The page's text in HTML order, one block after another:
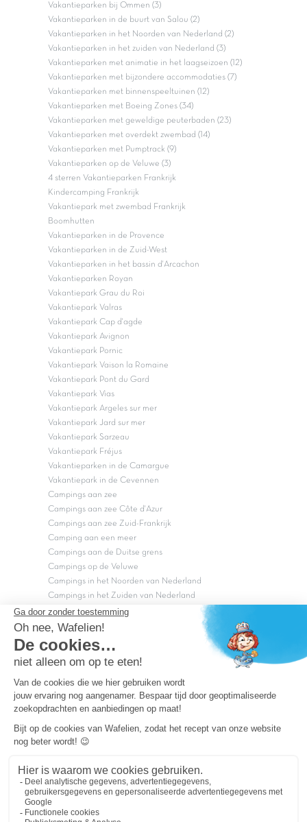
Vakantieparken bij Ommen (3)
Vakantieparken in de buurt van Salou (2)
Vakantieparken in het Noorden van Nederland (2)
Vakantieparken in het zuiden van Nederland (3)
Vakantieparken met animatie in het laagseizoen (12)
Vakantieparken met bijzondere accommodaties (7)
Vakantieparken met binnenspeeltuinen (12)
Vakantieparken met Boeing Zones (34)
Vakantieparken met geweldige peuterbaden (23)
Vakantieparken met overdekt zwembad (14)
Vakantieparken met Pumptrack (9)
Vakantieparken op de Veluwe (3)
4 sterren Vakantieparken Frankrijk
Kindercamping Frankrijk
Vakantiepark met zwembad Frankrijk
Boomhutten
Vakantieparken in de Provence
Vakantieparken in de Zuid-West
Vakantieparken in het bassin d'Arcachon
Vakantieparken Royan
Vakantiepark Grau du Roi
Vakantiepark Valras
Vakantiepark Cap d'agde
Vakantiepark Avignon
Vakantiepark Pornic
Vakantiepark Vaison la Romaine
Vakantiepark Pont du Gard
Vakantiepark Vias
Vakantiepark Argeles sur mer
Vakantiepark Jard sur mer
Vakantiepark Sarzeau
Vakantiepark Fréjus
Vakantieparken in de Camargue
Vakantiepark in de Cevennen
Campings aan zee
Campings aan zee Côte d'Azur
Campings aan zee Zuid-Frankrijk
Camping aan een meer
Campings aan de Duitse grens
Campings op de Veluwe
Campings in het Noorden van Nederland
Campings in het Zuiden van Nederland
Copyright Capfun 2026 ©
Bij Capfun solliciteren
Veelgestelde vragen
Dutchbox Vakantiepark
Superdeals
Capfun in de media
Carabouille.nl
Wettelijke bepalingen
Algemene reisvoorwaarden
Persvragen? mailpersvragen@capfun.com
Powered by ICS